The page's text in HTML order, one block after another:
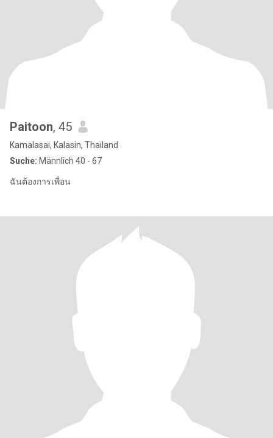
Paitoon, 45
Kamalasai, Kalasin, Thailand
Suche: Männlich 40 - 67
ฉันต้องการเพื่อน